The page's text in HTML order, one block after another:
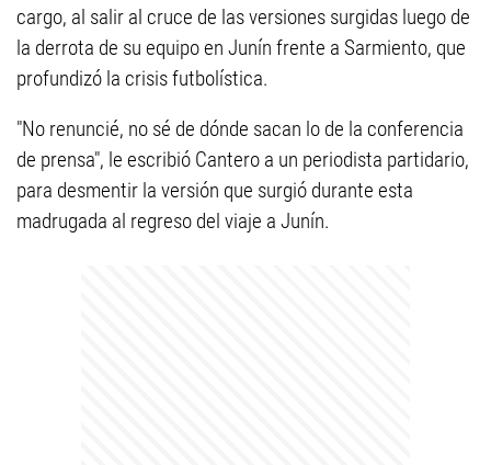
cargo, al salir al cruce de las versiones surgidas luego de
la derrota de su equipo en Junín frente a Sarmiento, que
profundizó la crisis futbolística.
"No renuncié, no sé de dónde sacan lo de la conferencia
de prensa", le escribió Cantero a un periodista partidario,
para desmentir la versión que surgió durante esta
madrugada al regreso del viaje a Junín.